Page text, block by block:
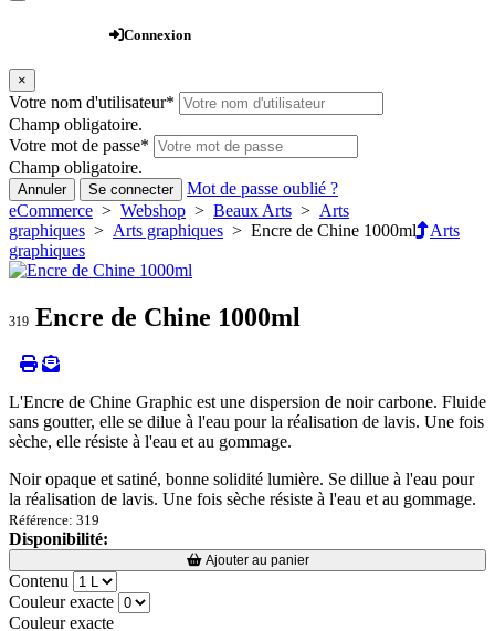
Connexion
×
Votre nom d'utilisateur*
Champ obligatoire.
Votre mot de passe*
Champ obligatoire.
Annuler Se connecter
Mot de passe oublié ?
eCommerce > Webshop > Beaux Arts > Arts
graphiques > Arts graphiques > Encre de Chine 1000ml
Arts
graphiques
319 Encre de Chine 1000ml
L'Encre de Chine Graphic est une dispersion de noir carbone. Fluide
sans goutter, elle se dilue à l'eau pour la réalisation de lavis. Une fois
sèche, elle résiste à l'eau et au gommage.
Noir opaque et satiné, bonne solidité lumière. Se dillue à l'eau pour
la réalisation de lavis. Une fois sèche résiste à l'eau et au gommage.
Référence: 319
Disponibilité:
Loading...
Loading... Ajouter au panier
Contenu
Couleur exacte
Couleur exacte